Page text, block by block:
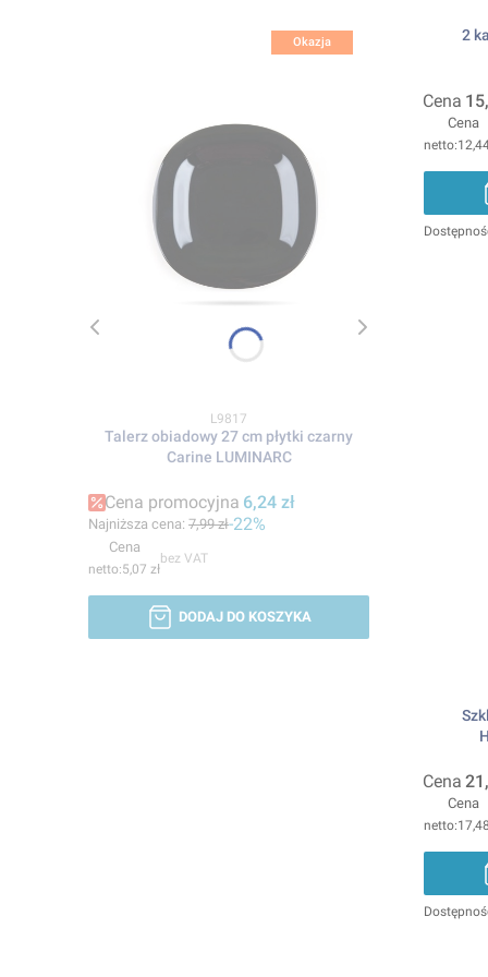
Okazja
Kod produktu
L9817
Talerz obiadowy 27 cm płytki czarny
Carine LUMINARC
Cena promocyjna 6,24 zł
Najniższa cena: 7,99 zł-22%
Cena
5,07 zł
bez VAT
DODAJ DO KOSZYKA
2
Cena
Cena
Cena
Cena